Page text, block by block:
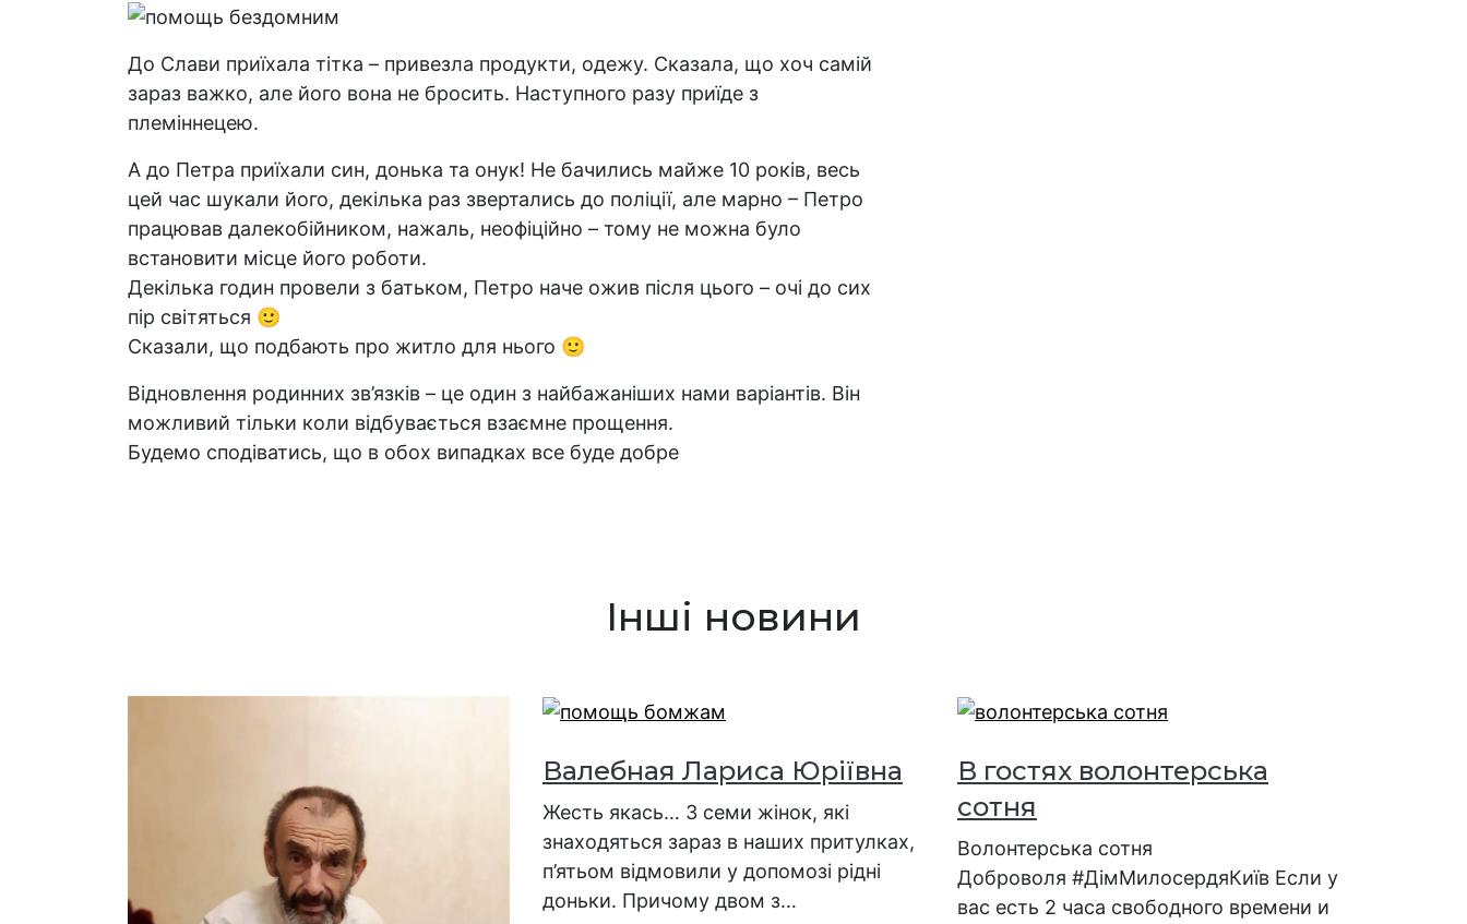
До Слави приїхала тітка – привезла продукти, одежу. Сказала, що хоч самій
зараз важко, але його вона не бросить. Наступного разу приїде з
племіннецею.
А до Петра приїхали син, донька та онук! Не бачились майже 10 років, весь
цей час шукали його, декілька раз звертались до поліції, але марно – Петро
працював далекобійником, нажаль, неофіційно – тому не можна було
встановити місце його роботи.
Декілька годин провели з батьком, Петро наче ожив після цього – очі до сих
пір світяться 🙂
Сказали, що подбають про житло для нього 🙂
Відновлення родинних зв’язків – це один з найбажаніших нами варіантів. Він
можливий тільки коли відбувається взаємне прощення.
Будемо сподіватись, що в обох випадках все буде добре
Інші новини
Валебная Лариса Юріївна
Жесть якась… З семи жінок, які
знаходяться зараз в наших притулках,
п’ятьом відмовили у допомозі рідні
доньки. Причому двом з…
В гостях волонтерська
сотня
Волонтерська сотня
Доброволя #ДімМилосердяКиїв Если у
вас есть 2 часа свободного времени и